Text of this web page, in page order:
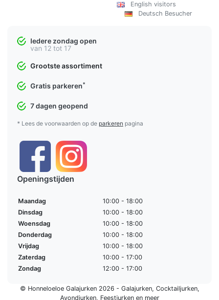
English visitors
Deutsch Besucher
Iedere zondag open
van 12 tot 17
Grootste assortiment
Gratis parkeren*
7 dagen geopend
* Lees de voorwaarden op de parkeren pagina
Openingstijden
Maandag
10:00 - 18:00
Dinsdag
10:00 - 18:00
Woensdag
10:00 - 18:00
Donderdag
10:00 - 18:00
Vrijdag
10:00 - 18:00
Zaterdag
10:00 - 17:00
Zondag
12:00 - 17:00
© Honneloeloe Galajurken 2026 - Galajurken, Cocktailjurken,
Avondjurken, Feestjurkenen meer